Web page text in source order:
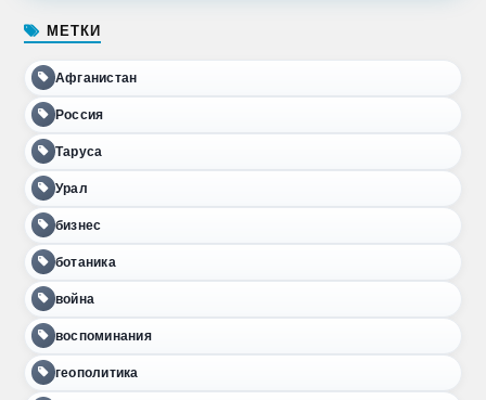
МЕТКИ
Афганистан
Россия
Таруса
Урал
бизнес
ботаника
война
воспоминания
геополитика